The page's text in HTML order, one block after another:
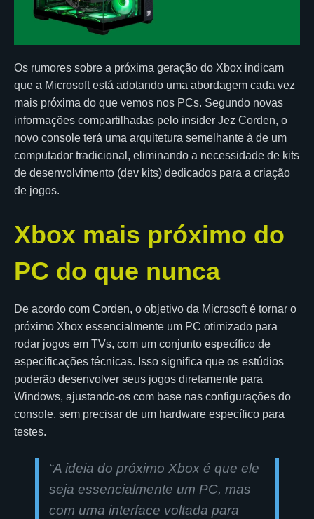
Os rumores sobre a próxima geração do Xbox indicam
que a Microsoft está adotando uma abordagem cada vez
mais próxima do que vemos nos PCs. Segundo novas
informações compartilhadas pelo insider Jez Corden, o
novo console terá uma arquitetura semelhante à de um
computador tradicional, eliminando a necessidade de kits
de desenvolvimento (dev kits) dedicados para a criação
de jogos.
Xbox mais próximo do
PC do que nunca
De acordo com Corden, o objetivo da Microsoft é tornar o
próximo Xbox essencialmente um PC otimizado para
rodar jogos em TVs, com um conjunto específico de
especificações técnicas. Isso significa que os estúdios
poderão desenvolver seus jogos diretamente para
Windows, ajustando-os com base nas configurações do
console, sem precisar de um hardware específico para
testes.
“A ideia do próximo Xbox é que ele
seja essencialmente um PC, mas
com uma interface voltada para